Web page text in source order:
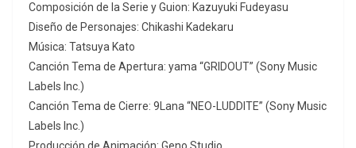
Composición de la Serie y Guion: Kazuyuki Fudeyasu
Diseño de Personajes: Chikashi Kadekaru
Música: Tatsuya Kato
Canción Tema de Apertura: yama “GRIDOUT” (Sony Music
Labels Inc.)
Canción Tema de Cierre: 9Lana “NEO-LUDDITE” (Sony Music
Labels Inc.)